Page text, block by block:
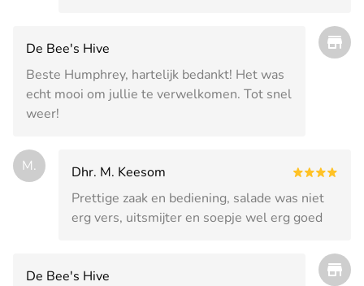
De Bee's Hive
Beste Humphrey, hartelijk bedankt! Het was
echt mooi om jullie te verwelkomen. Tot snel
weer!
M.
Dhr. M. Keesom
Prettige zaak en bediening, salade was niet
erg vers, uitsmijter en soepje wel erg goed
De Bee's Hive